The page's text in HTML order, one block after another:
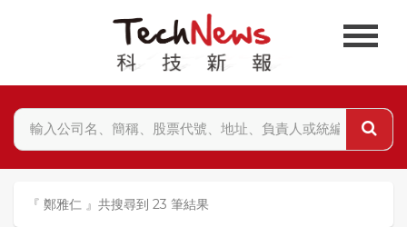
『 鄭雅仁 』共搜尋到 23 筆結果